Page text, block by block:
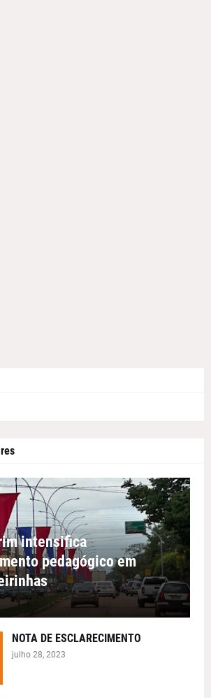
intensifica
pedagógico em
NOTA DE ESCLARECIMENTO
julho 28, 2023